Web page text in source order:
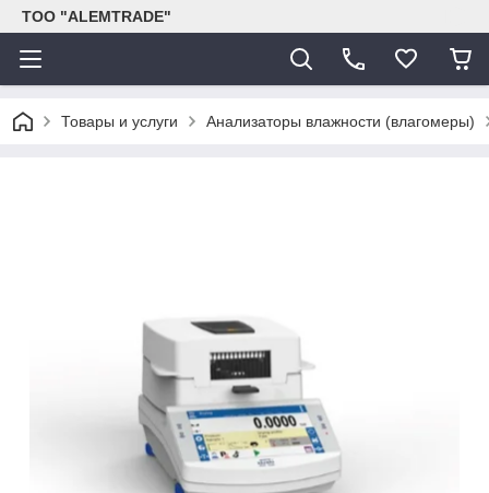
ТОО "ALEMTRADE"
Товары и услуги Анализаторы влажности (влагомеры)